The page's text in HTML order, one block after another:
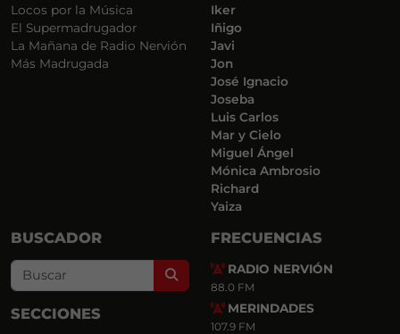
Locos por la Música
El Supermadrugador
La Mañana de Radio Nervión
Más Madrugada
Iker
Iñigo
Javi
Jon
José Ignacio
Joseba
Luis Carlos
Mar y Cielo
Miguel Ángel
Mónica Ambrosio
Richard
Yaiza
BUSCADOR
Search
SECCIONES
FRECUENCIAS
RADIO NERVIÓN
88.0 FM
MERINDADES
107.9 FM